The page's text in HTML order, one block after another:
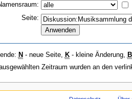
Seite:
N - neue Seite, K- kleine Änderung, B
Zeitraum wurden an den